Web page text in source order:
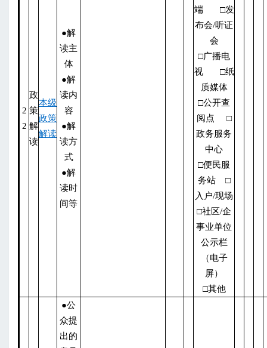
2
2
政
策
解
读
本级
政策
解读
●解
读主
体
●解
读内
容
●解
读方
式
●解
读时
间等
端 □发
布会/听证
会
□广播电
视 □纸
质媒体
□公开查
阅点 □
政务服务
中心
□便民服
务站 □
入户/现场
□社区/企
事业单位
公示栏
（电子
屏）
□其他
●公
众提
出的